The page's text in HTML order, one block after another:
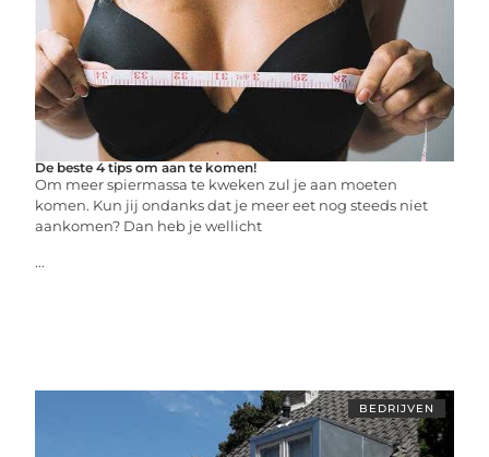
De beste 4 tips om aan te komen!
Om meer spiermassa te kweken zul je aan moeten
komen. Kun jij ondanks dat je meer eet nog steeds niet
aankomen? Dan heb je wellicht
...
BEDRIJVEN